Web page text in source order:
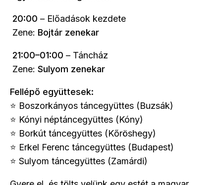
20:00 – Előadások kezdete
Zene: Bojtár zenekar
21:00–01:00 – Táncház
Zene: Sulyom zenekar
Fellépő együttesek:
⭐ Boszorkányos táncegyüttes (Buzsák)
⭐ Kónyi néptáncegyüttes (Kóny)
⭐ Borkút táncegyüttes (Kőröshegy)
⭐ Erkel Ferenc táncegyüttes (Budapest)
⭐ Sulyom táncegyüttes (Zamárdi)